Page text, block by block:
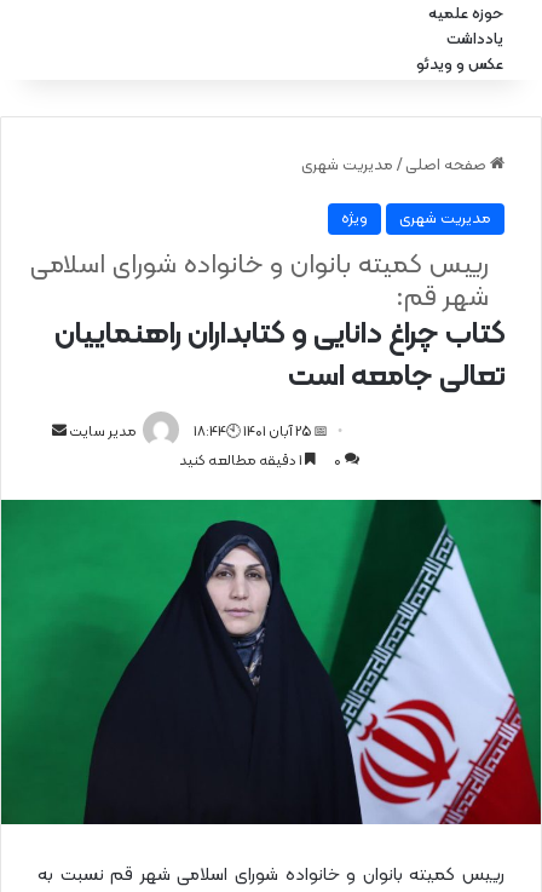
حوزه علمیه
یادداشت
عکس و ویدئو
صفحه اصلی / مدیریت شهری
مدیریت شهری ویژه
کتاب چراغ دانایی و کتابداران راهنماییان
تعالی جامعه‌‌ است
رییس کمیته بانوان و خانواده شورای اسلامی
شهر قم:
مدیر سایت
📅 25 آبان 1401 🕙18:44
0
رییس کمیته بانوان و خانواده شورای اسلامی شهر قم نسبت به